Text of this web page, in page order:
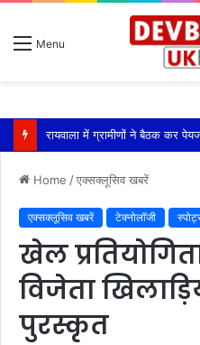
Menu
Home /एक्सक्लूसिव खबरें
एक्सक्लूसिव खबरें टेक्नोलॉजी
खेल
विजेता
पुरस्कृत